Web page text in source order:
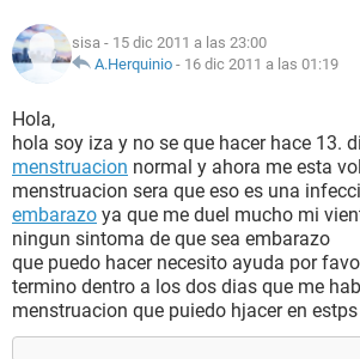
NUTRICIÓN
BIENESTAR
SEXUALIDAD
GLOSARIO
sisa - 15 dic 2011 a las 23:00
A.Herquinio - 16 dic 2011 a las 01:19
Hola,
hola soy iza y no se que hacer hace 13.
menstruacion normal y ahora me esta
menstruacion sera que eso es una
embarazo ya que me duel mucho mi
ningun sintoma de que sea embarazo
que puedo hacer necesito ayuda por
termino dentro a los dos dias que me
menstruacion que puiedo hjacer en